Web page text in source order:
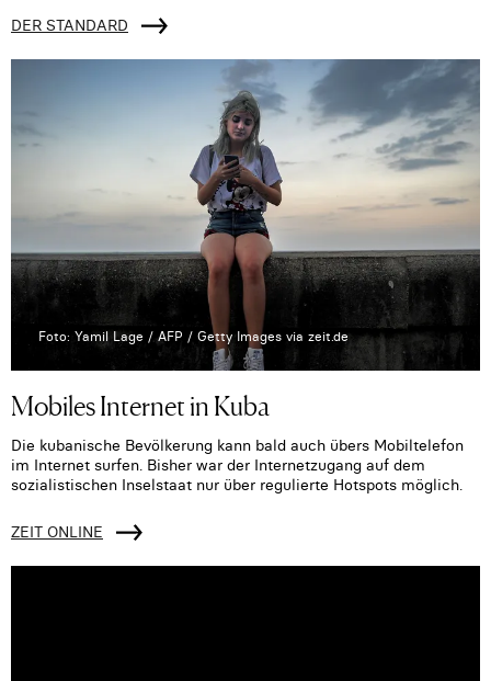
DER STANDARD
Foto: Yamil Lage / AFP / Getty Images via zeit.de
Mobiles Internet in Kuba
Die kubanische Bevölkerung kann bald auch übers Mobiltelefon
im Internet surfen. Bisher war der Internetzugang auf dem
sozialistischen Inselstaat nur über regulierte Hotspots möglich.
ZEIT ONLINE